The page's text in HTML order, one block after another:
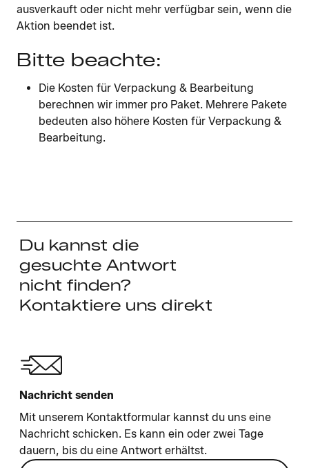
ausverkauft oder nicht mehr verfügbar sein, wenn die
Aktion beendet ist.
Bitte beachte:
Die Kosten für Verpackung & Bearbeitung
berechnen wir immer pro Paket. Mehrere Pakete
bedeuten also höhere Kosten für Verpackung &
Bearbeitung.
Du kannst die
gesuchte Antwort
nicht finden?
Kontaktiere uns direkt
Nachricht senden
Mit unserem Kontaktformular kannst du uns eine
Nachricht schicken. Es kann ein oder zwei Tage
dauern, bis du eine Antwort erhältst.